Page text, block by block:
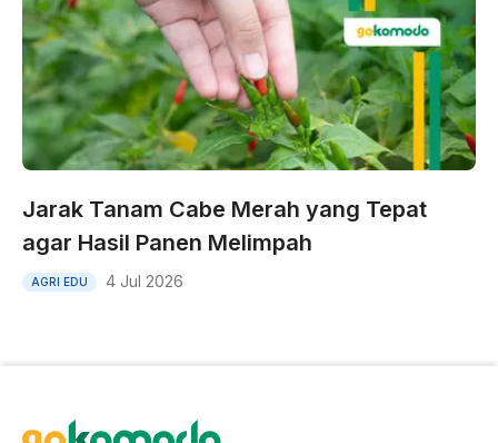
Jarak Tanam Cabe Merah yang Tepat
agar Hasil Panen Melimpah
AGRI EDU 4 Jul 2026